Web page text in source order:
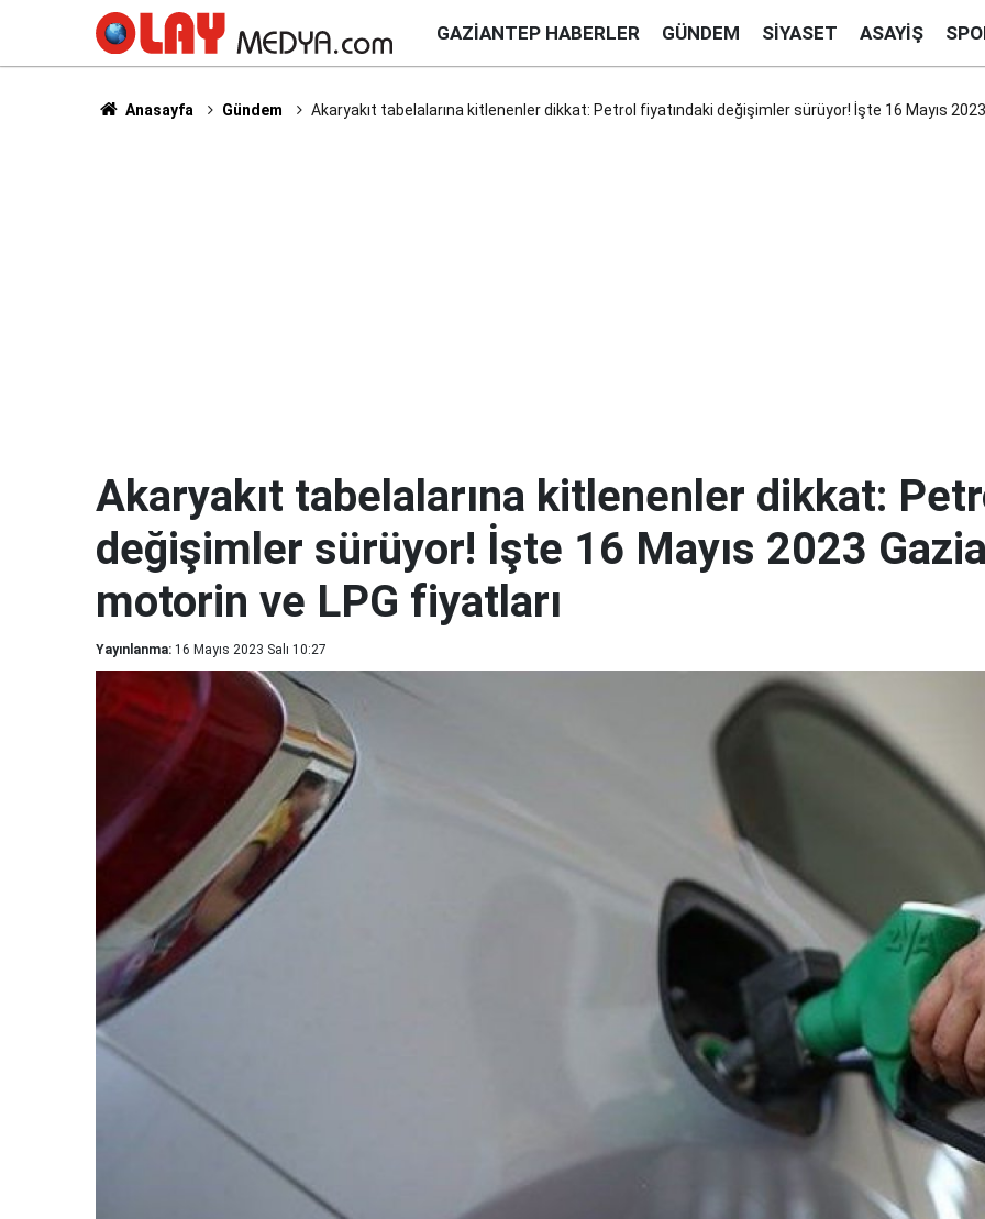
GAZIANTEP HABERLER GÜNDEM SIYASET ASAYIŞ
Anasayfa Gündem Akaryakıt tabelalarına kitlenenler dikkat: Petrol fiyatındaki değişimler sürüyor! İşte 16 Mayıs
Akaryakıt tabelalarına kitlenenler dikkat:
değişimler sürüyor! İşte 16 Mayıs 2023
motorin ve LPG fiyatları
Yayınlanma: 16 Mayıs 2023 Salı 10:27